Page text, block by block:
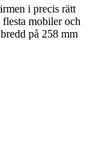
i precis rätt
flesta mobiler och
på 258 mm